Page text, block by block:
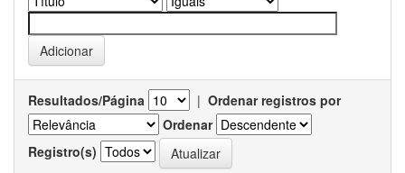
Resultados/Página | Ordenar registros por
Ordenar
Registro(s)